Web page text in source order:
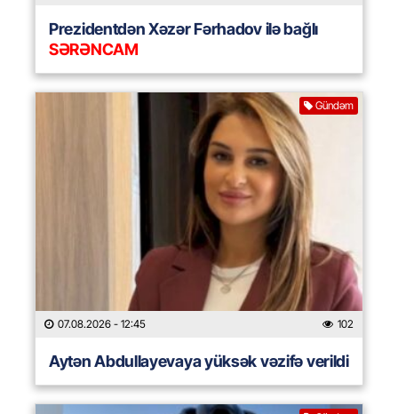
Prezidentdən Xəzər Fərhadov ilə bağlı
SƏRƏNCAM
Gündəm
07.08.2026 - 12:45 102
Aytən Abdullayevaya yüksək vəzifə verildi